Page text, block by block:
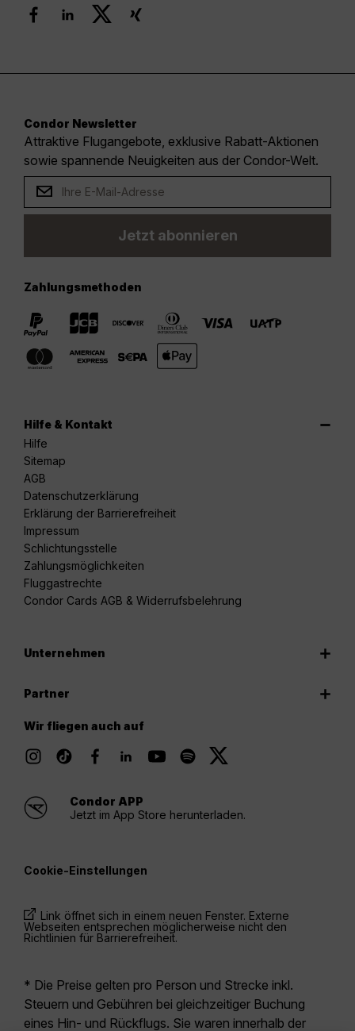
Condor Newsletter
Attraktive Flugangebote, exklusive Rabatt-Aktionen
sowie spannende Neuigkeiten aus der Condor-Welt.
Jetzt abonnieren
Zahlungsmethoden
Hilfe & Kontakt
Hilfe
Sitemap
AGB
Datenschutzerklärung
Erklärung der Barrierefreiheit
Impressum
Schlichtungsstelle
Zahlungsmöglichkeiten
Fluggastrechte
Condor Cards AGB & Widerrufsbelehrung
Unternehmen
Partner
Wir fliegen auch auf
Condor APP
Jetzt im App Store herunterladen.
Cookie-Einstellungen
Link öffnet sich in einem neuen Fenster. Externe
Webseiten entsprechen möglicherweise nicht den
Richtlinien für Barrierefreiheit.
* Die Preise gelten pro Person und Strecke inkl.
Steuern und Gebühren bei gleichzeitiger Buchung
eines Hin- und Rückflugs. Sie waren innerhalb der